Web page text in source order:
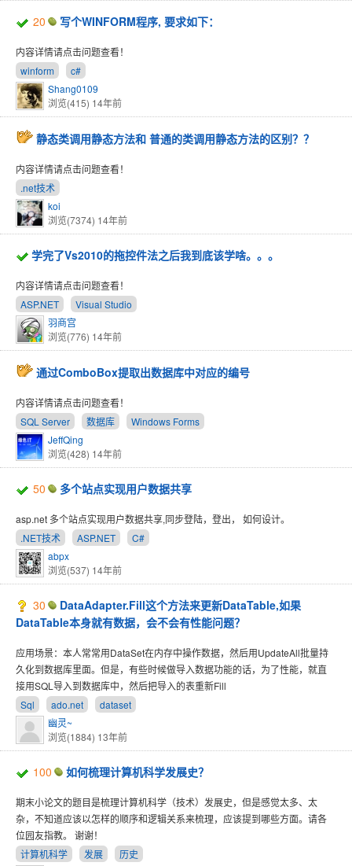
20 写个WINFORM程序, 要求如下：
内容详情请点击问题查看！
winform
c#
Shang0109
浏览(415) 14年前
静态类调用静态方法和 普通的类调用静态方法的区别？？
内容详情请点击问题查看！
.net技术
koi
浏览(7374) 14年前
学完了Vs2010的拖控件法之后我到底该学啥。。。
内容详情请点击问题查看！
ASP.NET
Visual Studio
羽商宫
浏览(776) 14年前
通过ComboBox提取出数据库中对应的编号
内容详情请点击问题查看！
SQL Server
数据库
Windows Forms
JeffQing
浏览(428) 14年前
50 多个站点实现用户数据共享
asp.net 多个站点实现用户数据共享,同步登陆，登出， 如何设计。
.NET技术
ASP.NET
C#
abpx
浏览(537) 14年前
30
DataAdapter.Fill这个方法来更新DataTable,如果
DataTable本身就有数据，会不会有性能问题？
应用场景：本人常常用DataSet在内存中操作数据，然后用UpdateAll批量持
久化到数据库里面。但是，有些时候做导入数据功能的话，为了性能，就直
接用SQL导入到数据库中，然后把导入的表重新Fill
Sql
ado.net
dataset
幽灵~
浏览(1884) 13年前
100 如何梳理计算机科学发展史？
期末小论文的题目是梳理计算机科学（技术）发展史，但是感觉太多、太
杂，不知道应该以怎样的顺序和逻辑关系来梳理，应该提到哪些方面。请各
位园友指教。 谢谢！
计算机科学
发展
历史